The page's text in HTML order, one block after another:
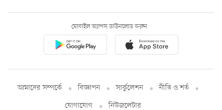
মোবাইল অ্যাপস ডাউনলোড করুন
আমাদের সম্পর্কে বিজ্ঞাপন সার্কুলেশন
নীতি ও শর্ত
যোগাযোগ
নিউজলেটার